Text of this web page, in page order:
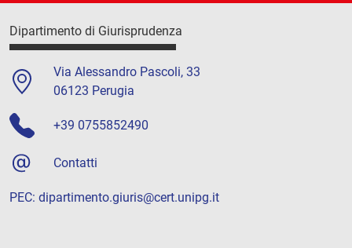
Dipartimento di Giurisprudenza
Via Alessandro Pascoli, 33
06123 Perugia
+39 0755852490
Contatti
PEC: dipartimento.giuris@cert.unipg.it